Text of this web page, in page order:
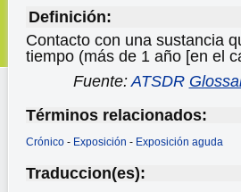
Definición:
Contacto con una sustancia
tiempo (más de 1 año [en el
Fuente:ATSDR
Términos relacionados:
Crónico - Exposición - Exposición aguda
Traduccion(es):